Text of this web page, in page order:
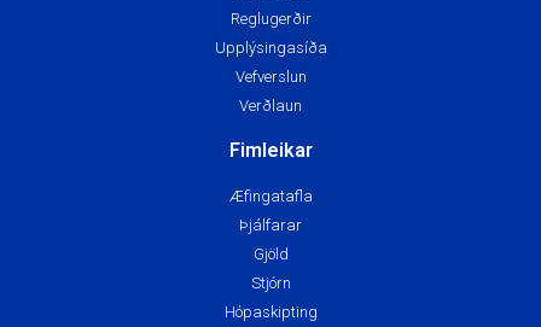
Reglugerðir
Upplýsingasíða
Vefverslun
Verðlaun
Fimleikar
Æfingatafla
Þjálfarar
Gjöld
Stjórn
Hópaskipting